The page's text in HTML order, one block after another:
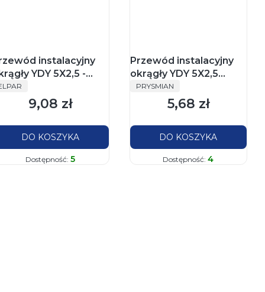
instalacyjny
YDY 5X2,5 -
Cena
9,08 zł
DO KOSZYKA
Dostępność: 5
Przewód instalacyjny
okrągły YDY 5X2,5
krążek 100m - Prysmian
PRODUCENT
PRYSMIAN
Cena
5,68 zł
DO KOSZYKA
Dostępność:4